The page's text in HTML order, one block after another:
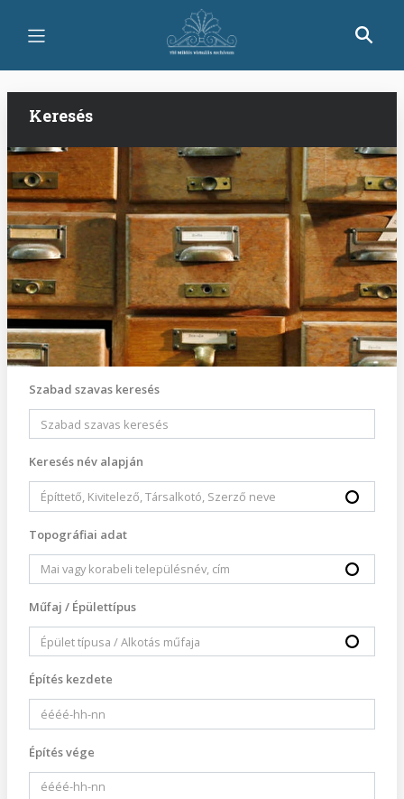
tartalomra
Keresés
Szabad szavas keresés
Keresés név alapján
Topográfiai adat
Műfaj / Épülettípus
Építés kezdete
Építés vége